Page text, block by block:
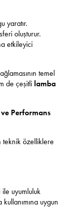
yaratır.
oluşturur.
etkileyici
temel
de çeşitli lamba
Performans
teknik özelliklere
ile uyumluluk
uygun